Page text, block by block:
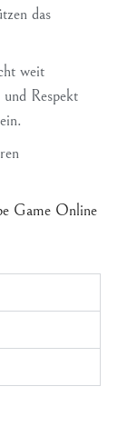
das
weit
Respekt
Game Online